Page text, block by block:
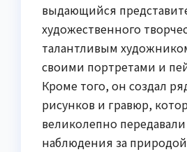
выдающийся
художественного
талантливым
своими портретами и
Кроме того, он создал
рисунков и гравюр,
великолепно передавали
наблюдения за